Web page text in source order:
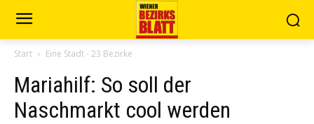
Start Eine Stadt - 23 Bezirke
Mariahilf: So soll der
Naschmarkt cool werden